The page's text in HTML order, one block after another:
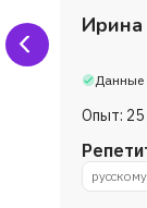
Ирина
Данные
Опыт: 25